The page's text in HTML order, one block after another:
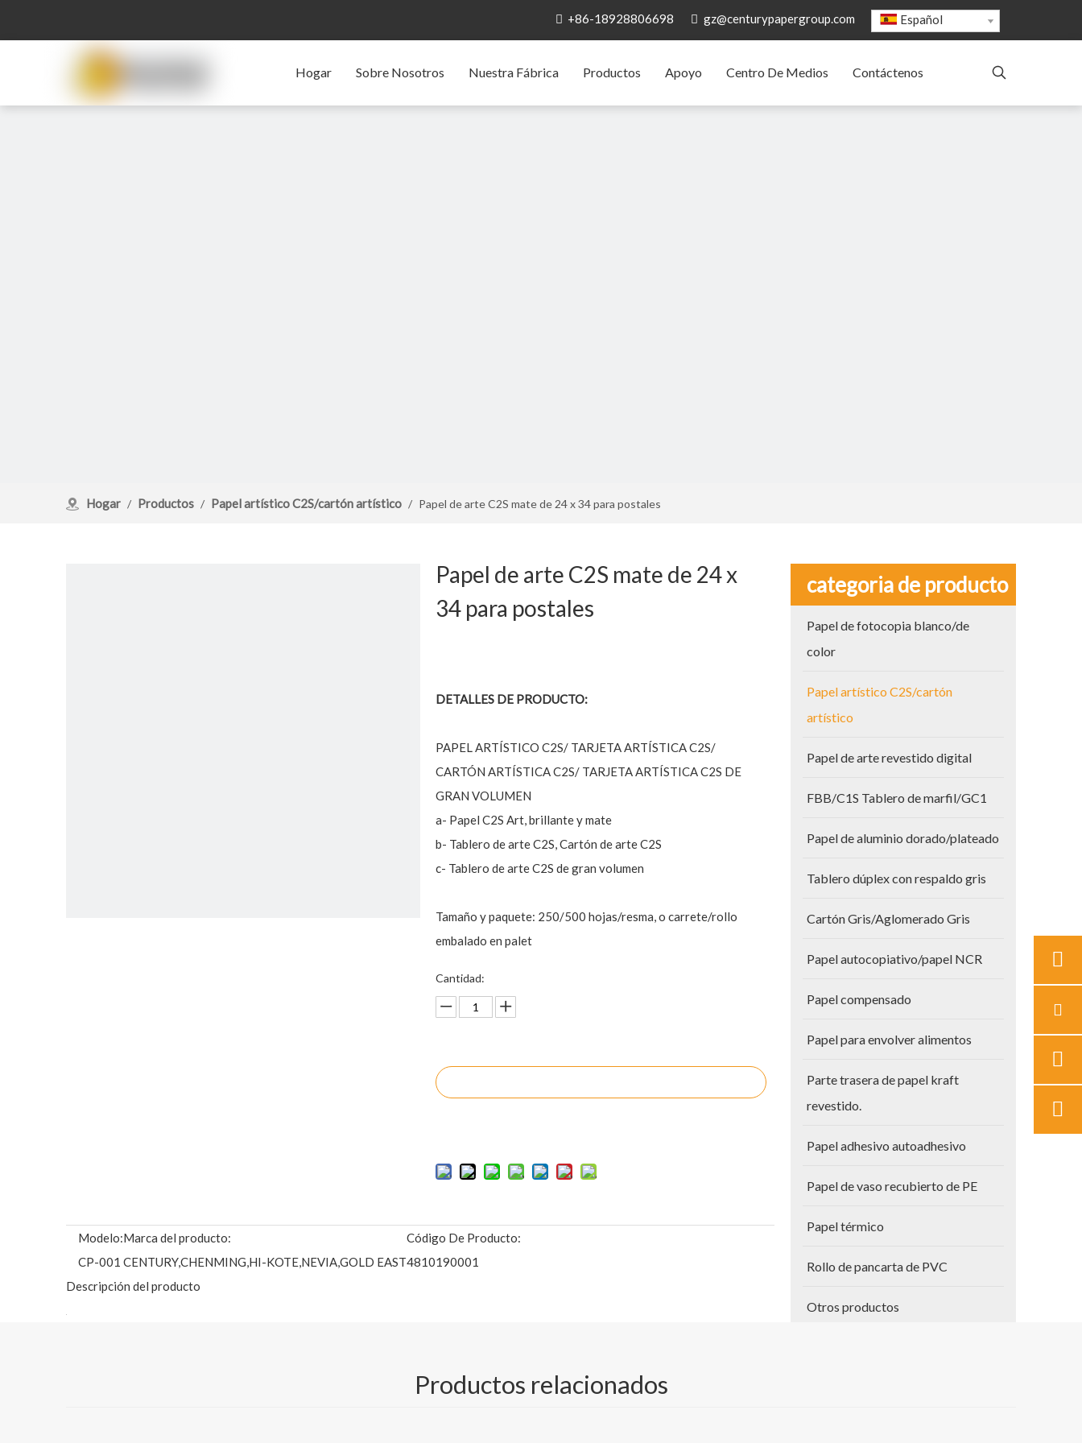
 +86-18928806698  gz@centurypapergroup.com Español
Hogar Sobre Nosotros Nuestra Fábrica Productos Apoyo Centro De Medios Contáctenos
Hogar / Productos / Papel artístico C2S/cartón artístico / Papel de arte C2S mate de 24 x 34 para postales
Papel de arte C2S mate de 24 x
34 para postales
DETALLES DE PRODUCTO:
PAPEL ARTÍSTICO C2S/ TARJETA ARTÍSTICA C2S/
CARTÓN ARTÍSTICA C2S/ TARJETA ARTÍSTICA C2S DE
GRAN VOLUMEN
a- Papel C2S Art, brillante y mate
b- Tablero de arte C2S, Cartón de arte C2S
c- Tablero de arte C2S de gran volumen
Tamaño y paquete: 250/500 hojas/resma, o carrete/rollo
embalado en palet
Cantidad:
Modelo:
CP-001
Marca del producto:
CENTURY,CHENMING,HI-KOTE,NEVIA,GOLD EAST
Código De Producto:
4810190001
Descripción del producto
https://www.centurypapergroup.com/download.html
categoria de producto
Papel de fotocopia blanco/de
color
Papel artístico C2S/cartón
artístico
Papel de arte revestido digital
FBB/C1S Tablero de marfil/GC1
Papel de aluminio dorado/plateado
Tablero dúplex con respaldo gris
Cartón Gris/Aglomerado Gris
Papel autocopiativo/papel NCR
Papel compensado
Papel para envolver alimentos
Parte trasera de papel kraft
revestido.
Papel adhesivo autoadhesivo
Papel de vaso recubierto de PE
Papel térmico
Rollo de pancarta de PVC
Otros productos
Productos relacionados